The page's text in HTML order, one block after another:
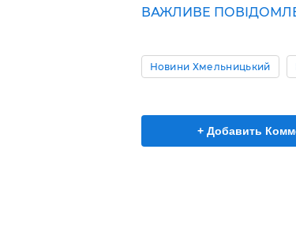
ВАЖЛИВЕ
Новини Хмельницький
+ Добавить